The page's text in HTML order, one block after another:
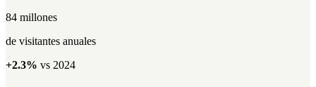
84 millones
de visitantes anuales
+2.3% vs 2024